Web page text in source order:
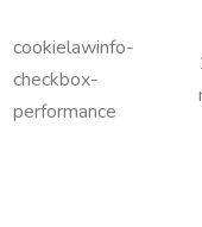
cookielawinfo-
checkbox-
performance